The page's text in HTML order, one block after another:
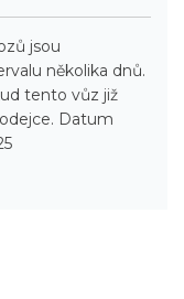
jsou
několika dnů.
tento vůz již
Datum